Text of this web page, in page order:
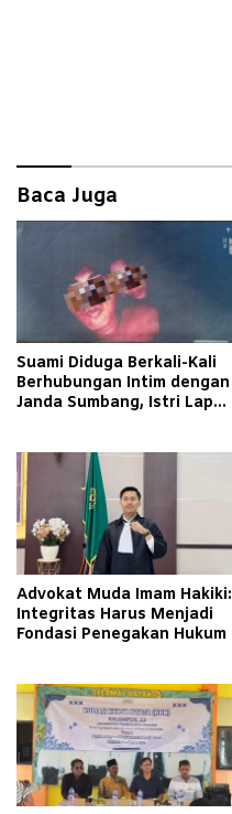
Baca Juga
Suami Diduga Berkali-Kali
Berhubungan Intim dengan
Janda Sumbang, Istri Lapor
Advokat Muda Imam Hakiki:
Integritas Harus Menjadi
Fondasi Penegakan Hukum